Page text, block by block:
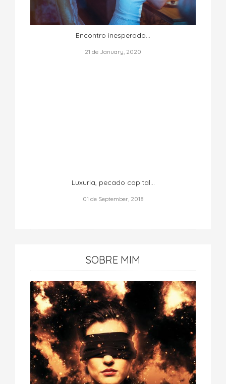
Encontro inesperado...
21 de January, 2020
Luxuria, pecado capital...
01 de September, 2018
SOBRE MIM